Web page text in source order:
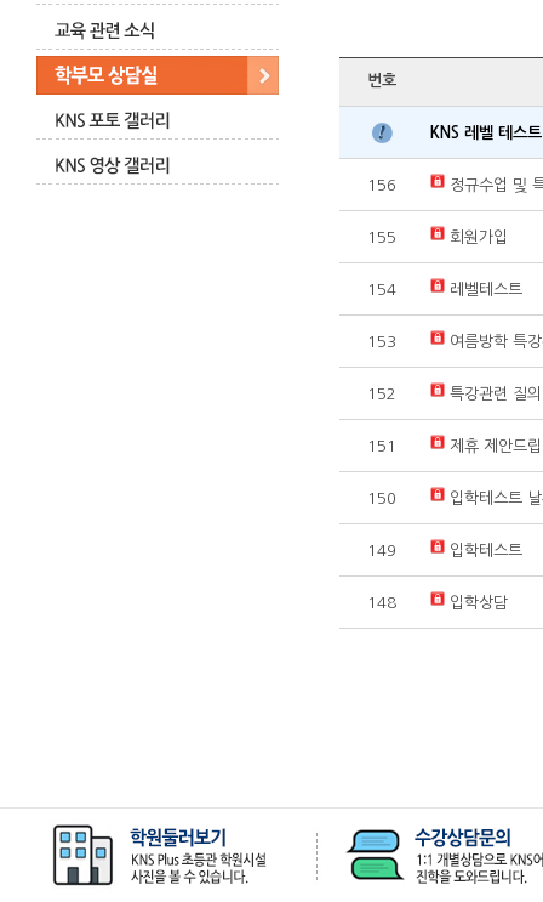
번호
KNS 레벨 테스
156 정규수업 및
155 회원가입
154 레벨테스트
153 여름방학 특
152 특강관련 질
151 제휴 제안드
150 입학테스트
149 입학테스트
148 입학상담